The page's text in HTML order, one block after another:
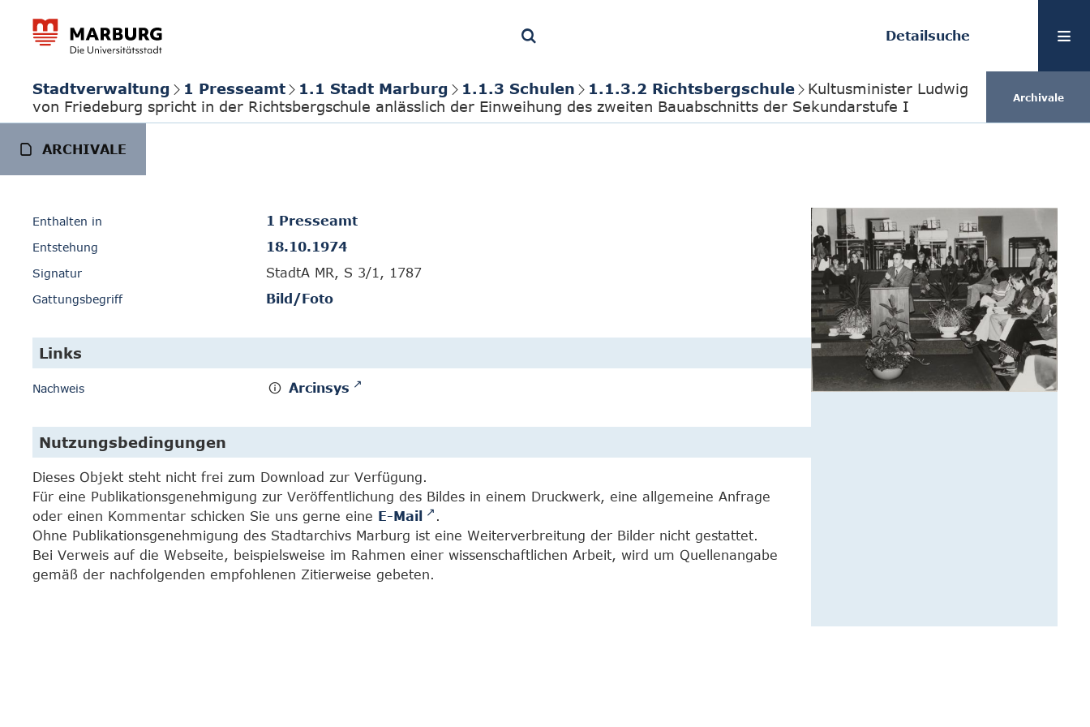
Detailsuche
Stadtverwaltung 1 Presseamt 1.1 Stadt Marburg 1.1.3 Schulen 1.1.3.2 Richtsbergschule
Kultusminister Ludwig
von Friedeburg spricht in der Richtsbergschule anlässlich der Einweihung des zweiten Bauabschnitts der Sekundarstufe I
Archivale
ARCHIVALE
Enthalten in 1 Presseamt
Entstehung 18.10.1974
Signatur StadtA MR, S 3/1, 1787
Gattungsbegriff Bild/Foto
Links
Nachweis Arcinsys
Nutzungsbedingungen
Dieses Objekt steht nicht frei zum Download zur Verfügung.
Für eine Publikationsgenehmigung zur Veröffentlichung des Bildes in einem Druckwerk, eine allgemeine Anfrage
oder einen Kommentar schicken Sie uns gerne eine E-Mail
.
Ohne Publikationsgenehmigung des Stadtarchivs Marburg ist eine Weiterverbreitung der Bilder nicht gestattet.
Bei Verweis auf die Webseite, beispielsweise im Rahmen einer wissenschaftlichen Arbeit, wird um Quellenangabe
gemäß der nachfolgenden empfohlenen Zitierweise gebeten.